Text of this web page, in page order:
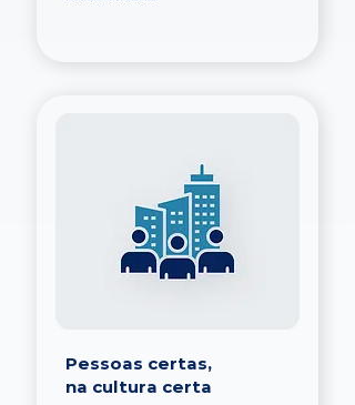
Pessoas certas,
na cultura certa